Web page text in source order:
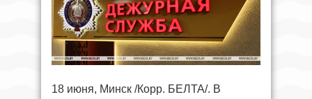
18 июня, Минск /Корр. БЕЛТА/. В